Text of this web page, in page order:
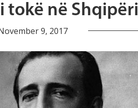
tokë në Shqipëri
9, 2017